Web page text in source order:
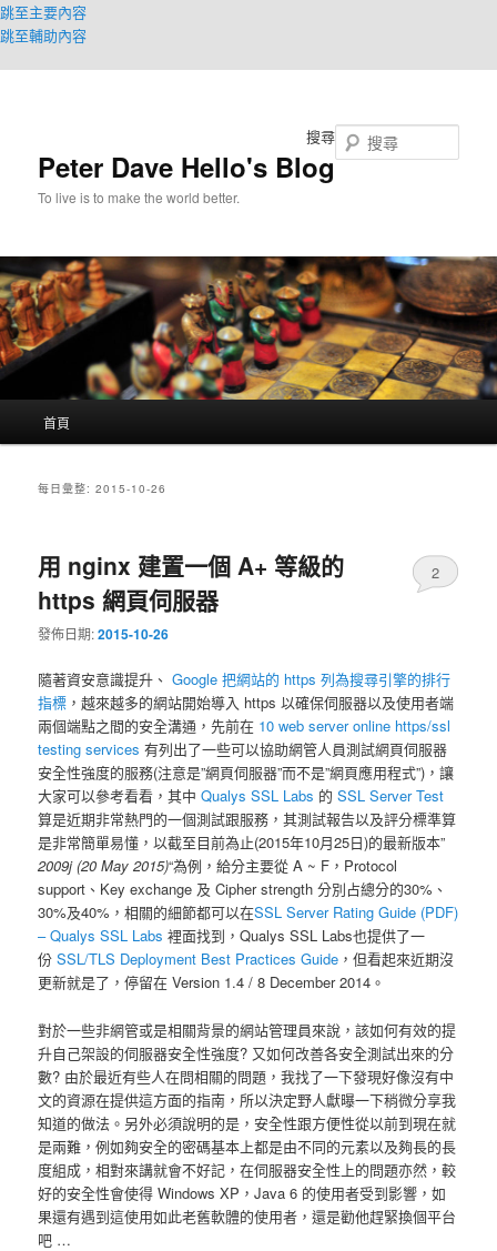
跳至主要內容
跳至輔助內容
Peter Dave Hello's Blog
To live is to make the world better.
搜尋
首頁
每日彙整:2015-10-26
用 nginx 建置一個 A+ 等級的
https 網頁伺服器
發佈日期:2015-10-26
2
隨著資安意識提升、 Google 把網站的 https 列為搜尋引擎的排行
指標 ，越來越多的網站開始導入 https 以確保伺服器以及使用者端
兩個端點之間的安全溝通，先前在 10 web server online https/ssl
testing services 有列出了一些可以協助網管人員測試網頁伺服器
安全性強度的服務(注意是”網頁伺服器”而不是”網頁應用程式”)，讓
大家可以參考看看，其中Qualys SSL Labs 的SSL Server Test
算是近期非常熱門的一個測試跟服務，其測試報告以及評分標準算
是非常簡單易懂，以截至目前為止(2015年10月25日)的最新版本”
2009j (20 May 2015)“為例，給分主要從 A ~ F，Protocol
support、Key exchange 及 Cipher strength 分別占總分的30%、
30%及40%，相關的細節都可以在SSL Server Rating Guide (PDF)
– Qualys SSL Labs 裡面找到，Qualys SSL Labs也提供了一
份SSL/TLS Deployment Best Practices Guide ，但看起來近期沒
更新就是了，停留在 Version 1.4 / 8 December 2014。
對於一些非網管或是相關背景的網站管理員來說，該如何有效的提
升自己架設的伺服器安全性強度? 又如何改善各安全測試出來的分
數? 由於最近有些人在問相關的問題，我找了一下發現好像沒有中
文的資源在提供這方面的指南，所以決定野人獻曝一下稍微分享我
知道的做法。另外必須說明的是，安全性跟方便性從以前到現在就
是兩難，例如夠安全的密碼基本上都是由不同的元素以及夠長的長
度組成，相對來講就會不好記，在伺服器安全性上的問題亦然，較
好的安全性會使得 Windows XP，Java 6 的使用者受到影響，如
果還有遇到這使用如此老舊軟體的使用者，還是勸他趕緊換個平台
吧 …